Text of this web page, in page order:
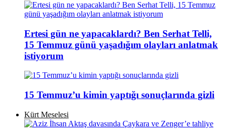
Ertesi gün ne yapacaklardı? Ben Serhat Telli,
15 Temmuz günü yaşadığım olayları anlatmak
istiyorum
15 Temmuz’u kimin yaptığı sonuçlarında gizli
Kürt Meselesi